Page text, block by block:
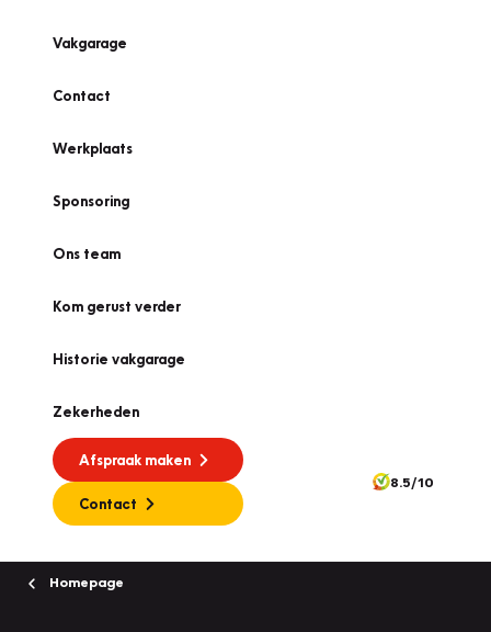
Vakgarage
Contact
Werkplaats
Sponsoring
Ons team
Kom gerust verder
Historie vakgarage
Zekerheden
Afspraak maken
Contact
8.5/10
Homepage